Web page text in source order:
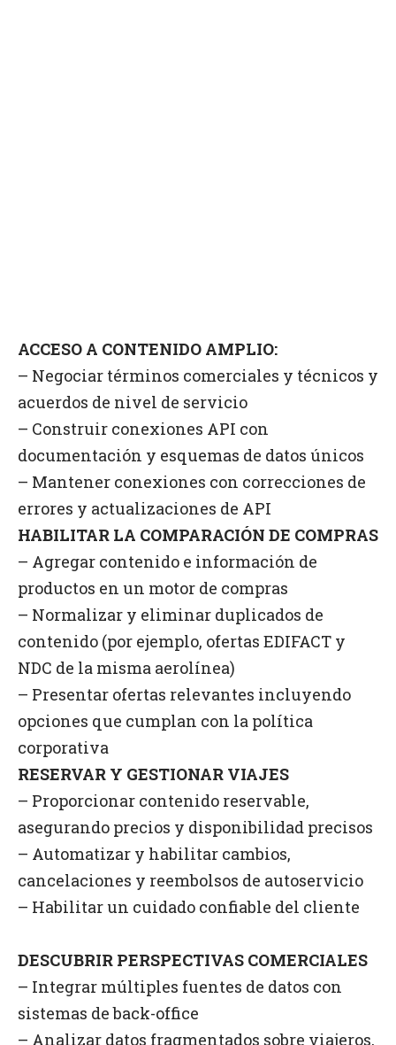
ACCESO A CONTENIDO AMPLIO:
– Negociar términos comerciales y técnicos y
acuerdos de nivel de servicio
– Construir conexiones API con
documentación y esquemas de datos únicos
– Mantener conexiones con correcciones de
errores y actualizaciones de API
HABILITAR LA COMPARACIÓN DE COMPRAS
– Agregar contenido e información de
productos en un motor de compras
– Normalizar y eliminar duplicados de
contenido (por ejemplo, ofertas EDIFACT y
NDC de la misma aerolínea)
– Presentar ofertas relevantes incluyendo
opciones que cumplan con la política
corporativa
RESERVAR Y GESTIONAR VIAJES
– Proporcionar contenido reservable,
asegurando precios y disponibilidad precisos
– Automatizar y habilitar cambios,
cancelaciones y reembolsos de autoservicio
– Habilitar un cuidado confiable del cliente
DESCUBRIR PERSPECTIVAS COMERCIALES
– Integrar múltiples fuentes de datos con
sistemas de back-office
– Analizar datos fragmentados sobre viajeros,